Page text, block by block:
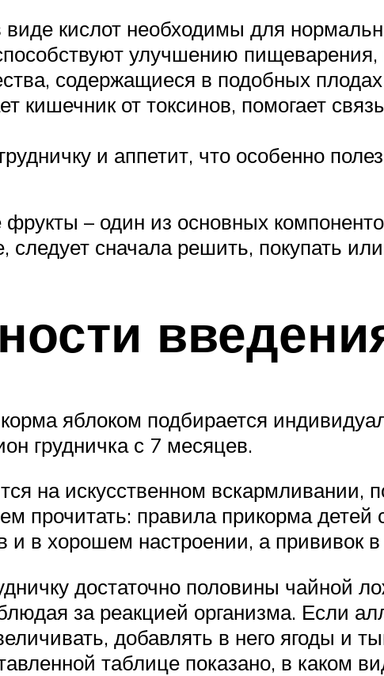
виде кислот необходимы для
улучшению
содержащиеся в подобных
кишечник от токсинов, помогает
и аппетит, что особенно
– один из основных
сначала решить, покупать или
яблоком подбирается
грудничка с 7 месяцев.
на искусственном вскармливании,
прочитать: правила прикорма
и в хорошем настроении, а
достаточно половины чайной
за реакцией организма. Если
добавлять в него ягоды и
таблице показано, в каком